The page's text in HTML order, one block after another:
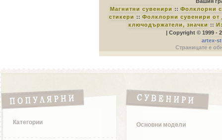
Магнитни сувенири :: Фолклорни
стикери :: Фолклорни сувенири
ключодържатели, значки ::
| Copyright © 1999 -
artex-
Страницате е
Категории Основни модели